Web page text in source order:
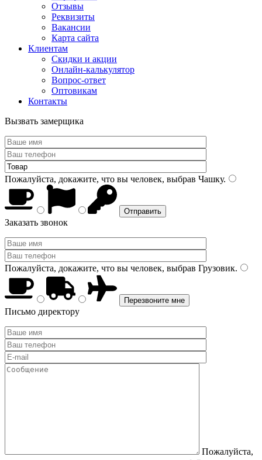
Отзывы
Реквизиты
Вакансии
Карта сайта
Клиентам
Скидки и акции
Онлайн-калькулятор
Вопрос-ответ
Оптовикам
Контакты
Вызвать замерщика
Пожалуйста, докажите, что вы человек, выбрав Чашку.
Заказать звонок
Пожалуйста, докажите, что вы человек, выбрав Грузовик.
Письмо директору
Пожалуйста,